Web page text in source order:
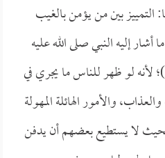
بين من يؤمن بالغيب
إليه النبي صلى الله عليه
)؛ لأنه لو ظهر للناس ما يجري في
والأمور الهائلة المهولة
لا يستطيع بعضهم أن يدفن